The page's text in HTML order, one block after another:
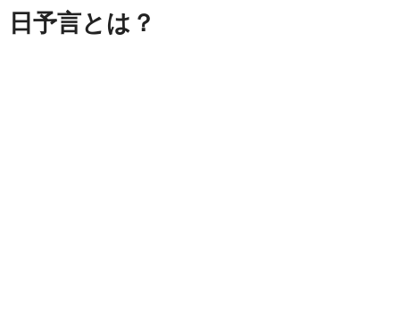
日予言とは？